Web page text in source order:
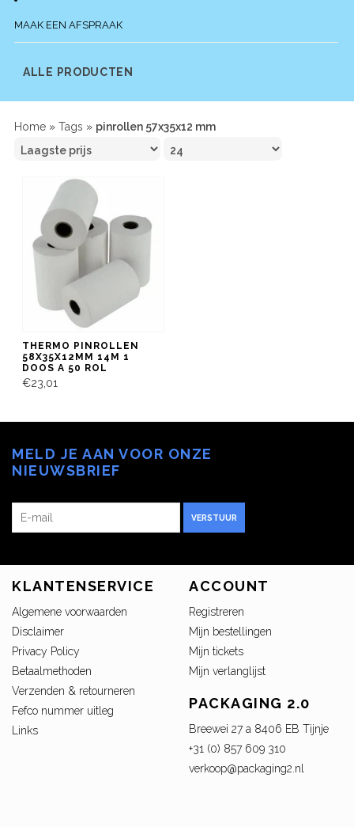
MAAK EEN AFSPRAAK
ALLE PRODUCTEN
Home » Tags » pinrollen 57x35x12 mm
THERMO PINROLLEN
58X35X12MM 14M 1
DOOS A 50 ROL
€23,01
MELD JE AAN VOOR ONZE
NIEUWSBRIEF
VERSTUUR
KLANTENSERVICE
Algemene voorwaarden
Disclaimer
Privacy Policy
Betaalmethoden
Verzenden & retourneren
Fefco nummer uitleg
Links
ACCOUNT
Registreren
Mijn bestellingen
Mijn tickets
Mijn verlanglijst
PACKAGING 2.0
Breewei 27 a 8406 EB Tijnje
+31 (0) 857 609 310
verkoop@packaging2.nl